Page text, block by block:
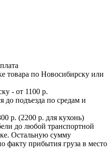
товара по Новосибирску или
- от 1100 р.
до подъезда по средам и
р. (2200 р. для кухонь)
до любой транспортной
Остальную сумму
факту прибытия груза в место